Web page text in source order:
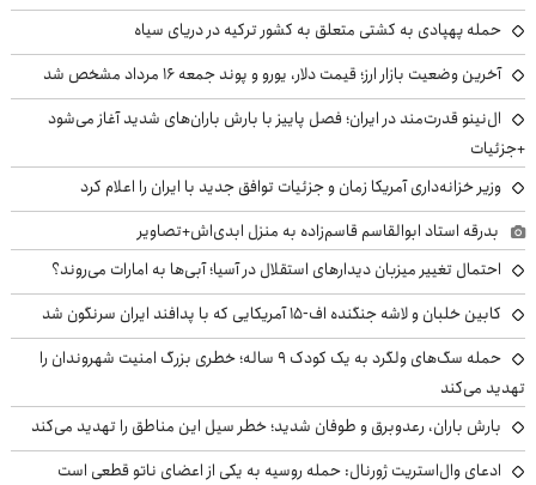
حمله پهپادی به کشتی متعلق به کشور ترکیه در دریای سیاه
آخرین وضعیت بازار ارز؛ قیمت دلار، یورو و پوند جمعه ۱۶ مرداد مشخص شد
ال‌نینو قدرت‌مند در ایران؛ فصل پاییز با بارش باران‌های شدید آغاز می‌شود
+جزئیات
وزیر خزانه‌داری آمریکا زمان و جزئیات توافق جدید با ایران را اعلام کرد
بدرقه استاد ابوالقاسم قاسم‌زاده به منزل ابدی‌اش+تصاویر
احتمال تغییر میزبان دیدارهای استقلال در آسیا؛ آبی‌ها به امارات می‌روند؟
کابین خلبان و لاشه جنگنده اف-۱۵ آمریکایی که با پدافند ایران سرنگون شد
حمله سگ‌های ولگرد به یک کودک ۹ ساله؛ خطری بزرگ امنیت شهروندان را
تهدید می‌کند
بارش باران، رعدوبرق و طوفان شدید؛ خطر سیل این مناطق را تهدید می‌کند
ادعای وال‌استریت ژورنال: حمله روسیه به یکی از اعضای ناتو قطعی است